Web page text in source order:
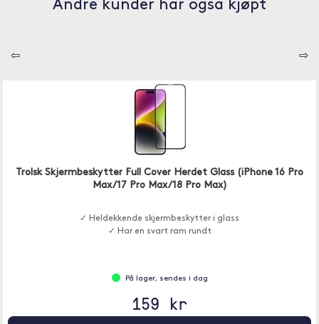
Andre kunder har også kjøpt
⇦ ⇨
Trolsk Skjermbeskytter Full Cover Herdet Glass (iPhone 16 Pro
Max/17 Pro Max/18 Pro Max)
✓ Heldekkende skjermbeskytter i glass
✓ Har en svart ram rundt
På lager, sendes i dag
159 kr